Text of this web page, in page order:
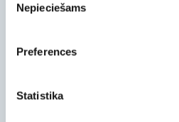
izvēle
Nepieciešams
Preferences
Statistika
Company
Contact Info